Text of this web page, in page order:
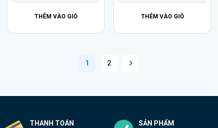
THÊM VÀO GIỎ THÊM VÀO GIỎ
1 2
THANH TOÁN
SẢN PHẨM